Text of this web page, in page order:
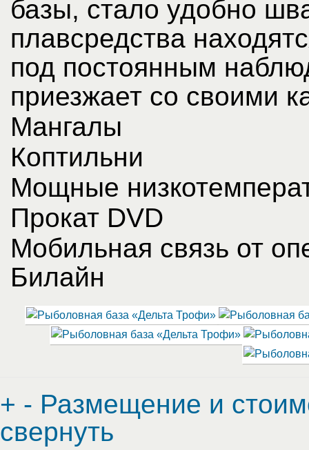
базы, стало удобно
плавсредства
под постоянным
приезжает со своими
Мангалы
Коптильни
Мощные
Прокат DVD
Мобильная связь от
Билайн
+ - Размещение и
свернуть